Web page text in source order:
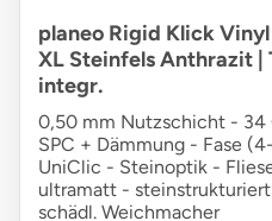
planeo Rigid Klick
XL Steinfels Anthrazit
integr.
0,50 mm Nutzschicht - 34
SPC + Dämmung - Fase
UniClic - Steinoptik -
ultramatt -
schädl. Weichmacher